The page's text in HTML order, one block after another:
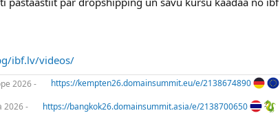
ibf.lv/videos/
2026 -
https://kempten26.domainsummit.eu/e/2138674890
2026 -
https://bangkok26.domainsummit.asia/e/2138700650